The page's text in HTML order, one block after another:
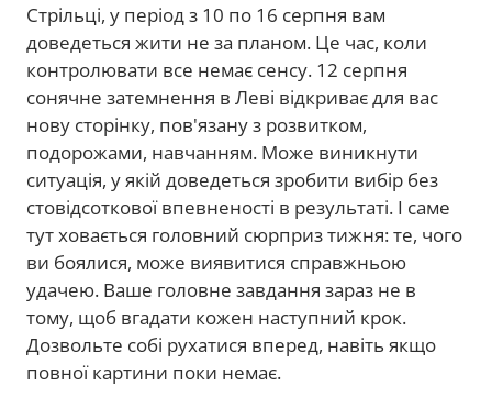
Стрільці, у період з 10 по 16 серпня вам
доведеться жити не за планом. Це час, коли
контролювати все немає сенсу. 12 серпня
сонячне затемнення в Леві відкриває для вас
нову сторінку, пов'язану з розвитком,
подорожами, навчанням. Може виникнути
ситуація, у якій доведеться зробити вибір без
стовідсоткової впевненості в результаті. І саме
тут ховається головний сюрприз тижня: те, чого
ви боялися, може виявитися справжньою
удачею. Ваше головне завдання зараз не в
тому, щоб вгадати кожен наступний крок.
Дозвольте собі рухатися вперед, навіть якщо
повної картини поки немає.